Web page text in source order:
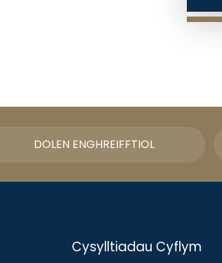
DOLEN ENGHREIFFTIOL
Cysylltiadau Cyflym